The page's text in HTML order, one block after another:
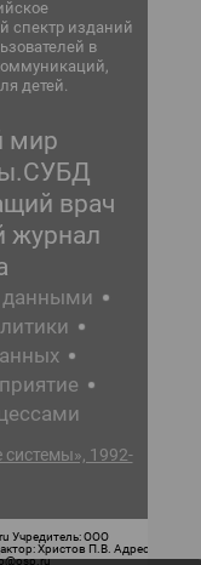
спектр изданий
в
детей.
мир
врач
журнал
данными
1992-
Учредитель: ООО
Христов П.В. Адрес